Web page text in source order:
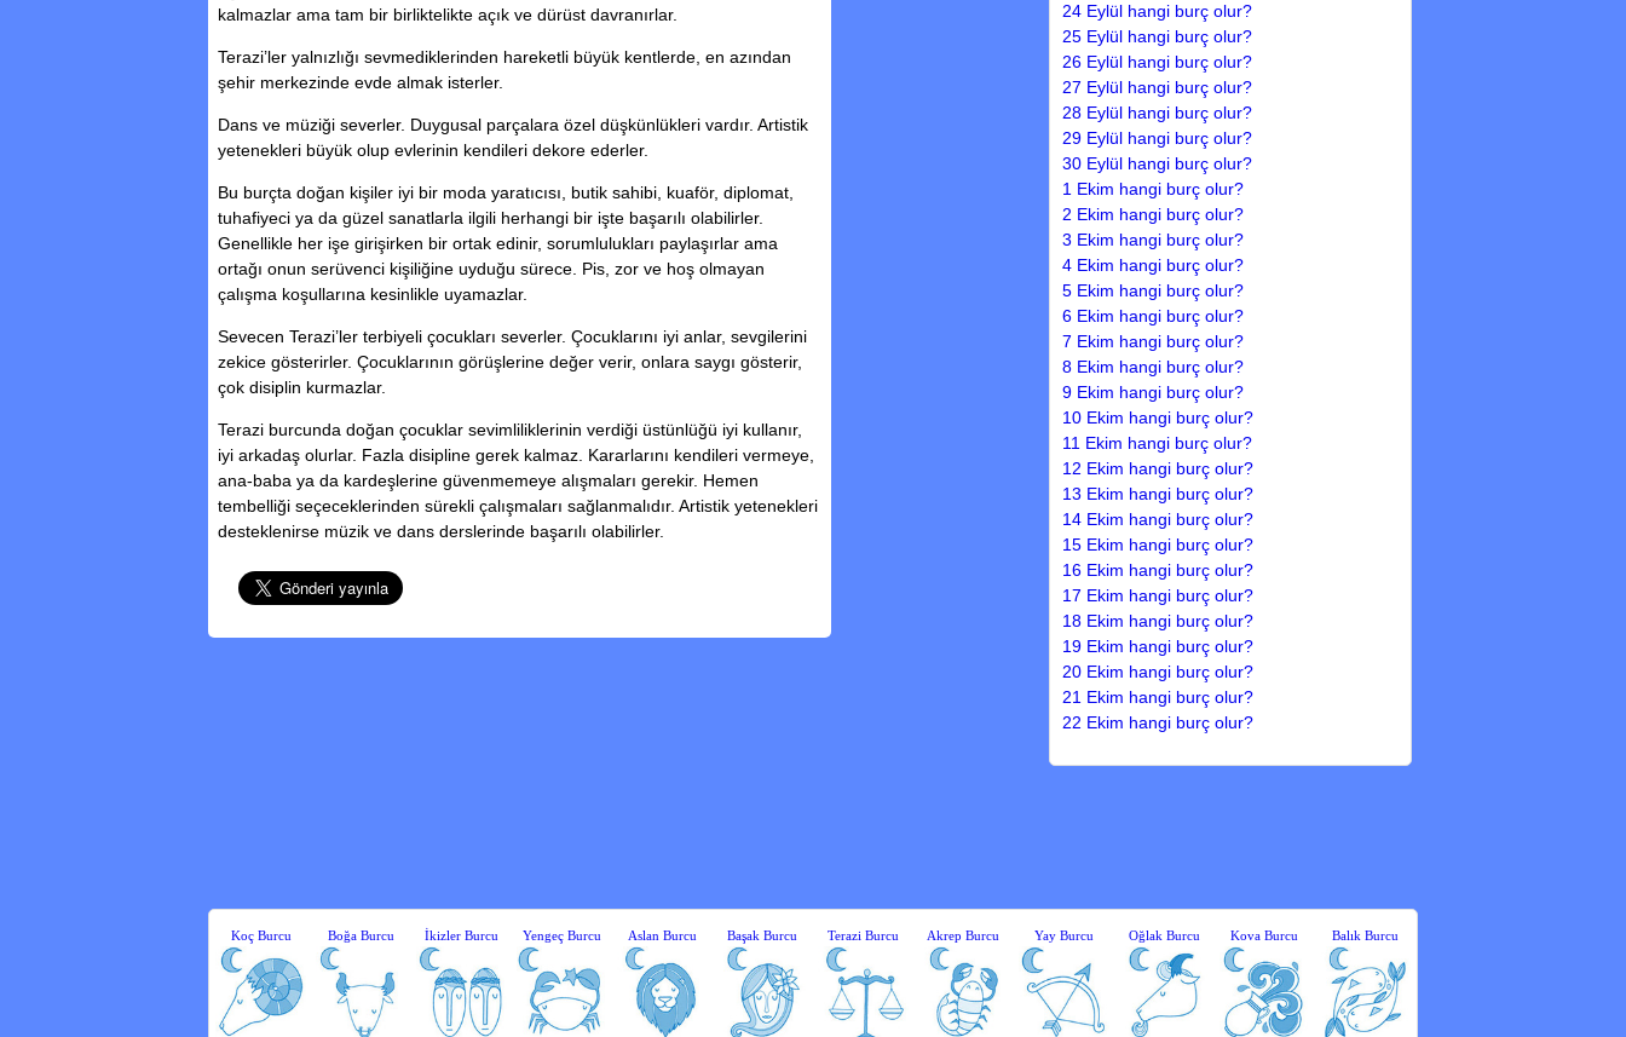
kalmazlar ama tam bir birliktelikte açık ve dürüst davranırlar.
Terazi’ler yalnızlığı sevmediklerinden hareketli büyük kentlerde, en azından
şehir merkezinde evde almak isterler.
Dans ve müziği severler. Duygusal parçalara özel düşkünlükleri vardır. Artistik
yetenekleri büyük olup evlerinin kendileri dekore ederler.
Bu burçta doğan kişiler iyi bir moda yaratıcısı, butik sahibi, kuaför, diplomat,
tuhafiyeci ya da güzel sanatlarla ilgili herhangi bir işte başarılı olabilirler.
Genellikle her işe girişirken bir ortak edinir, sorumlulukları paylaşırlar ama
ortağı onun serüvenci kişiliğine uyduğu sürece. Pis, zor ve hoş olmayan
çalışma koşullarına kesinlikle uyamazlar.
Sevecen Terazi’ler terbiyeli çocukları severler. Çocuklarını iyi anlar, sevgilerini
zekice gösterirler. Çocuklarının görüşlerine değer verir, onlara saygı gösterir,
çok disiplin kurmazlar.
Terazi burcunda doğan çocuklar sevimliliklerinin verdiği üstünlüğü iyi kullanır,
iyi arkadaş olurlar. Fazla disipline gerek kalmaz. Kararlarını kendileri vermeye,
ana-baba ya da kardeşlerine güvenmemeye alışmaları gerekir. Hemen
tembelliği seçeceklerinden sürekli çalışmaları sağlanmalıdır. Artistik yetenekleri
desteklenirse müzik ve dans derslerinde başarılı olabilirler.
24 Eylül hangi burç olur?
25 Eylül hangi burç olur?
26 Eylül hangi burç olur?
27 Eylül hangi burç olur?
28 Eylül hangi burç olur?
29 Eylül hangi burç olur?
30 Eylül hangi burç olur?
1 Ekim hangi burç olur?
2 Ekim hangi burç olur?
3 Ekim hangi burç olur?
4 Ekim hangi burç olur?
5 Ekim hangi burç olur?
6 Ekim hangi burç olur?
7 Ekim hangi burç olur?
8 Ekim hangi burç olur?
9 Ekim hangi burç olur?
10 Ekim hangi burç olur?
11 Ekim hangi burç olur?
12 Ekim hangi burç olur?
13 Ekim hangi burç olur?
14 Ekim hangi burç olur?
15 Ekim hangi burç olur?
16 Ekim hangi burç olur?
17 Ekim hangi burç olur?
18 Ekim hangi burç olur?
19 Ekim hangi burç olur?
20 Ekim hangi burç olur?
21 Ekim hangi burç olur?
22 Ekim hangi burç olur?
Koç Burcu Boğa Burcu İkizler Burcu Yengeç Burcu Aslan Burcu Başak Burcu Terazi Burcu Akrep Burcu Yay Burcu Oğlak Burcu Kova Burcu Balık Burcu